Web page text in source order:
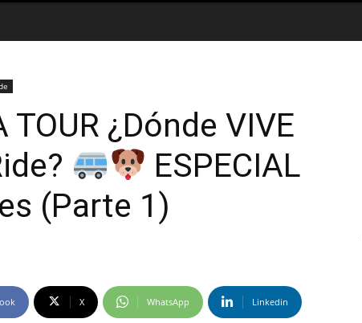
TOUR ¿Dónde VIVE
ESPECIAL
(Parte 1)
X WhatsApp Linkedin